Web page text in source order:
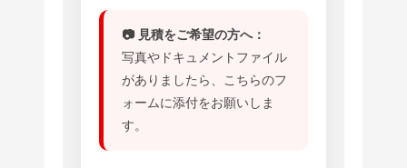
📷 見積をご希望の方へ：
写真やドキュメントファイル
がありましたら、こちらのフ
ォームに添付をお願いしま
す。